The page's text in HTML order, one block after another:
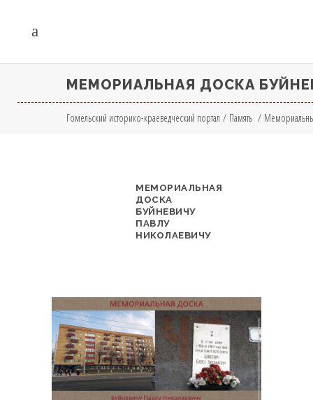
МЕМОРИАЛЬНАЯ ДОСКА
Гомельский историко-краеведческий портал / Память /
МЕМОРИАЛЬНАЯ
ДОСКА
БУЙНЕВИЧУ
ПАВЛУ
НИКОЛАЕВИЧУ